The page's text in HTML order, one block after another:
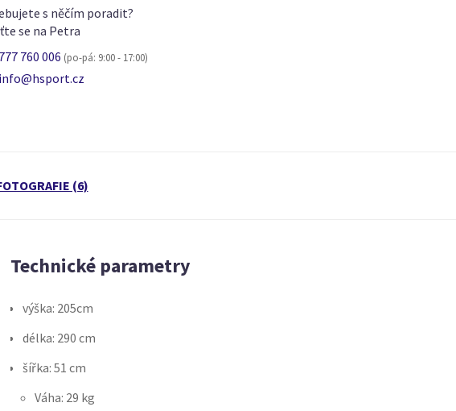
s něčím poradit?
se na Petra
777 760 006 (po-pá: 9:00 - 17:00)
info@hsport.cz
(6)
Technické parametry
výška: 205cm
délka: 290 cm
šířka: 51 cm
Váha: 29 kg